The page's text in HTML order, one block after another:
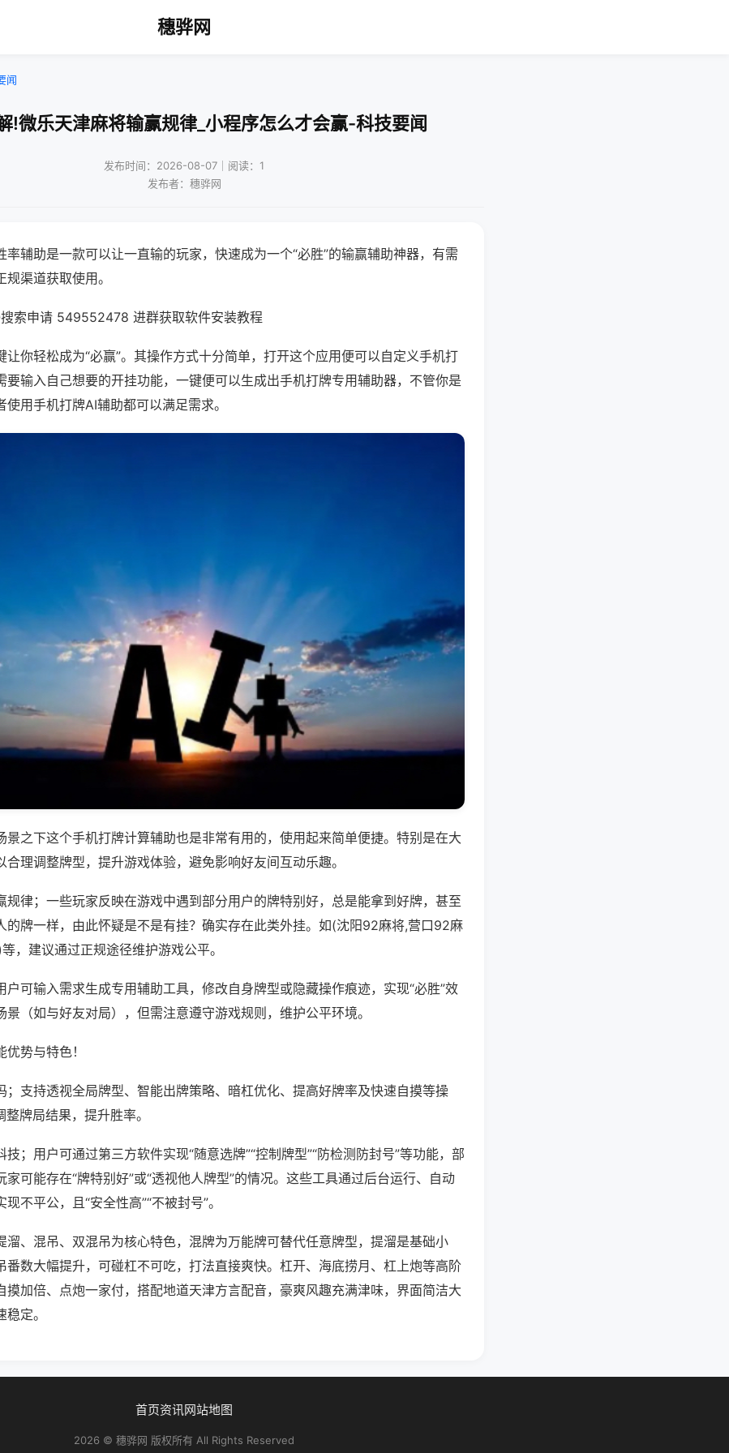
穗骅网
闻
!微乐天津麻将输赢规律_小程序怎么才会赢-科技要闻
发布时间：2026-08-07｜阅读：1
发布者：穗骅网
率辅助是一款可以让一直输的玩家，快速成为一个“必胜”的输赢辅助神器，有需
渠道获取使用。
索申请 549552478 进群获取软件安装教程
让你轻松成为“必赢”。其操作方式十分简单，打开这个应用便可以自定义手机打
要输入自己想要的开挂功能，一键便可以生成出手机打牌专用辅助器，不管你是
用手机打牌AI辅助都可以满足需求。
景之下这个手机打牌计算辅助也是非常有用的，使用起来简单便捷。特别是在大
合理调整牌型，提升游戏体验，避免影响好友间互动乐趣。
规律；一些玩家反映在游戏中遇到部分用户的牌特别好，总是能拿到好牌，甚至
的牌一样，由此怀疑是不是有挂？确实存在此类外挂。如(沈阳92麻将,营口92麻
，建议通过正规途径维护游戏公平。
户可输入需求生成专用辅助工具，修改自身牌型或隐藏操作痕迹，实现“必胜”效
景（如与好友对局），但需注意遵守游戏规则，维护公平环境。
势与特色！
；支持透视全局牌型、智能出牌策略、暗杠优化、提高好牌率及快速自摸等操
牌局结果，提升胜率。
；用户可通过第三方软件实现“随意选牌”“控制牌型”“防检测防封号”等功能，部
家可能存在“牌特别好”或“透视他人牌型”的情况。这些工具通过后台运行、自动
不平公，且“安全性高”“不被封号”。
溜、混吊、双混吊为核心特色，混牌为万能牌可替代任意牌型，提溜是基础小
番数大幅提升，可碰杠不可吃，打法直接爽快。杠开、海底捞月、杠上炮等高阶
摸加倍、点炮一家付，搭配地道天津方言配音，豪爽风趣充满津味，界面简洁大
定。
首页资讯网站地图
2026 © 穗骅网 版权所有 All Rights Reserved